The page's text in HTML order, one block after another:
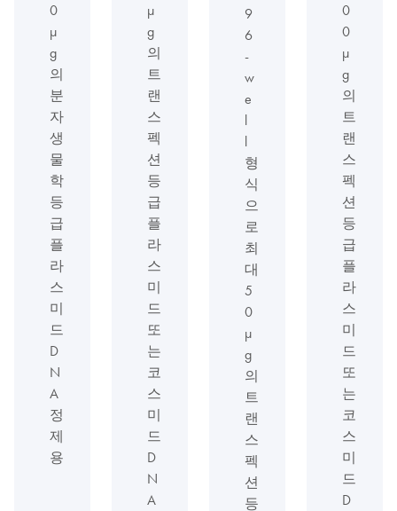
0
µ
g
의
분
자
생
물
학
등
급
플
라
스
미
드
D
N
A
정
제
용
µ
g
의
트
랜
스
펙
션
등
급
플
라
스
미
드
또
는
코
스
미
드
D
N
A
9
6
-
w
e
l
l
형
식
으
로
최
대
5
0
µ
g
의
트
랜
스
펙
션
등
0
0
µ
g
의
트
랜
스
펙
션
등
급
플
라
스
미
드
또
는
코
스
미
드
D